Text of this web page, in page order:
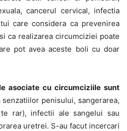
cancerul cervical, infectia
care considera ca prevenirea
ca realizarea circumciziei poate
pot avea aceste boli cu doar
asociate cu circumciziile sunt
senzatiilor penisului, sangerarea,
rar), infectii ale sangelui sau
uretrei. S-au facut incercari